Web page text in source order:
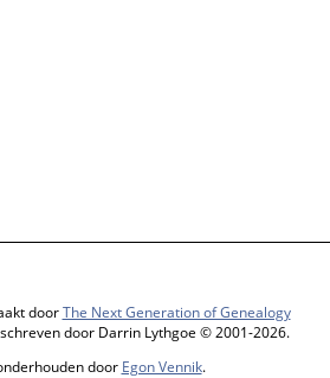
doorThe Next Generation of Genealogy
door Darrin Lythgoe © 2001-2026.
door Egon Vennik.